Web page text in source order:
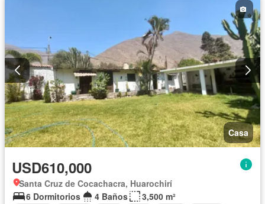
Casa
USD610,000
Santa Cruz de Cocachacra, Huarochirí
6 Dormitorios
4 Baños
3,500 m²